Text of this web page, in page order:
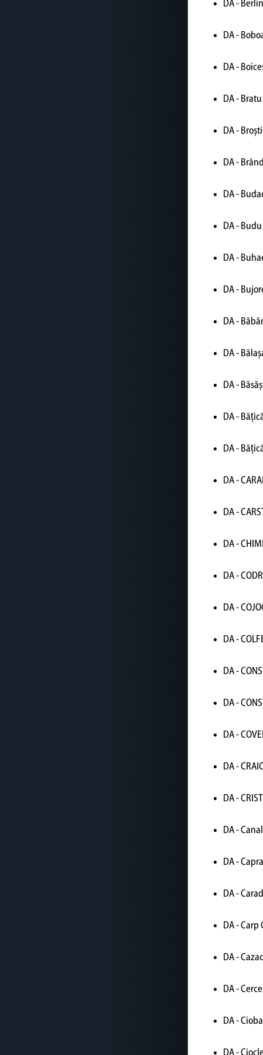
Serviciul control spații comerciale,
contracte
Serviciul control transporturi, utilități
publice
Serviciul control ecologie și protecția
mediului
Serviciul control salubritate
Presa
Stiri
Galerie fotografii
DA -
DA -
DA -
DA -
DA -
DA -
DA -
DA -
DA -
DA -
DA -
DA -
DA -
DA -
DA -
DA -
DA -
DA -
DA -
DA -
DA -
DA -
DA -
DA -
DA -
DA -
DA -
DA -
DA -
DA -
DA -
DA -
DA -